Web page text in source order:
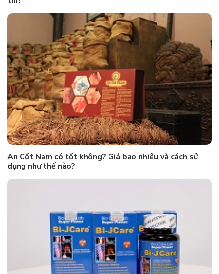
An Cốt Nam có tốt không? Giá bao nhiêu và cách sử
dụng như thế nào?